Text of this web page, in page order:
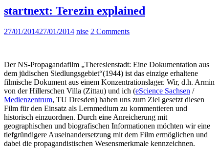
startnext: Terezin explained
27/01/201427/01/2014 nise 2 Comments
Der NS-Propagandafilm „Theresienstadt: Eine Dokumentation aus
dem jüdischen Siedlungsgebiet“(1944) ist das einzige erhaltene
filmische Dokument aus einem Konzentrationslager. Wir, d.h. Armin
von der Hillerschen Villa (Zittau) und ich (eScience Sachsen /
Medienzentrum, TU Dresden) haben uns zum Ziel gesetzt diesen
Film für den Einsatz als Lernmedium zu kommentieren und
historisch einzuordnen. Durch eine Anreicherung mit
geographischen und biografischen Informationen möchten wir eine
tiefgründigere Auseinandersetzung mit dem Film ermöglichen und
dabei die propagandistischen Wesensmerkmale kennzeichnen.